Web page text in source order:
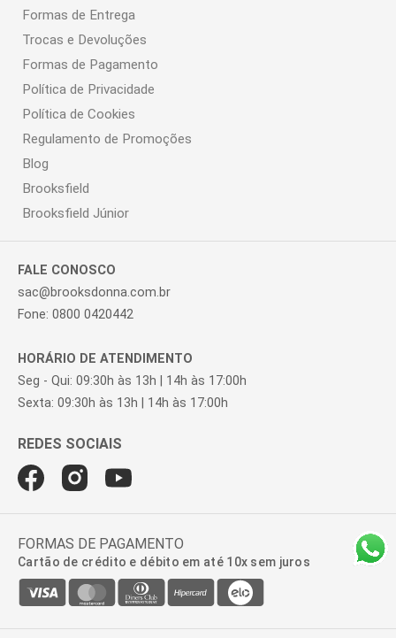
Formas de Entrega
Trocas e Devoluções
Formas de Pagamento
Política de Privacidade
Política de Cookies
Regulamento de Promoções
Blog
Brooksfield
Brooksfield Júnior
FALE CONOSCO
sac@brooksdonna.com.br
Fone: 0800 0420442
HORÁRIO DE ATENDIMENTO
Seg - Qui: 09:30h às 13h | 14h às 17:00h
Sexta: 09:30h às 13h | 14h às 17:00h
FORMAS DE PAGAMENTO
Cartão de crédito e débito em até 10x sem juros